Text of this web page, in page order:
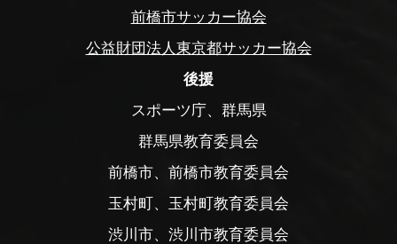
前橋市サッカー協会
公益財団法人東京都サッカー協会
後援
スポーツ庁、群馬県
群馬県教育委員会
前橋市、前橋市教育委員会
玉村町、玉村町教育委員会
渋川市、渋川市教育委員会